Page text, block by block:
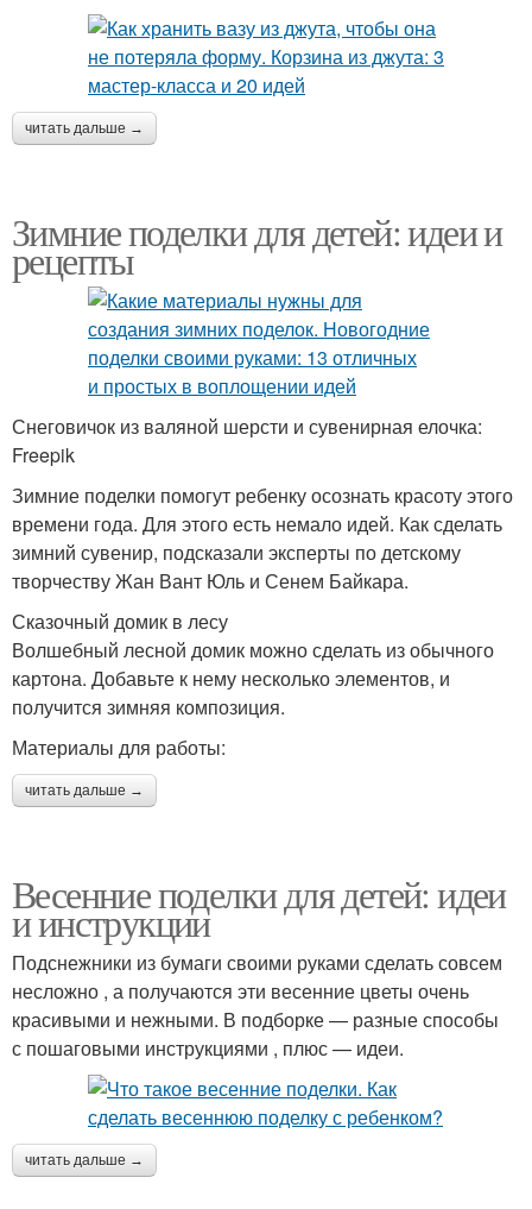
читать дальше →
Зимние поделки для детей: идеи и
рецепты
Снеговичок из валяной шерсти и сувенирная елочка:
Freepik
Зимние поделки помогут ребенку осознать красоту этого
времени года. Для этого есть немало идей. Как сделать
зимний сувенир, подсказали эксперты по детскому
творчеству Жан Вант Юль и Сенем Байкара.
Сказочный домик в лесу
Волшебный лесной домик можно сделать из обычного
картона. Добавьте к нему несколько элементов, и
получится зимняя композиция.
Материалы для работы:
читать дальше →
Весенние поделки для детей: идеи
и инструкции
Подснежники из бумаги своими руками сделать совсем
несложно , а получаются эти весенние цветы очень
красивыми и нежными. В подборке — разные способы
с пошаговыми инструкциями , плюс — идеи.
читать дальше →